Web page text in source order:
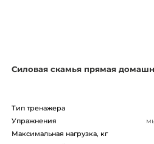
Силовая скамья прямая
Тип тренажера
Упражнения
Максимальная нагрузка, кг